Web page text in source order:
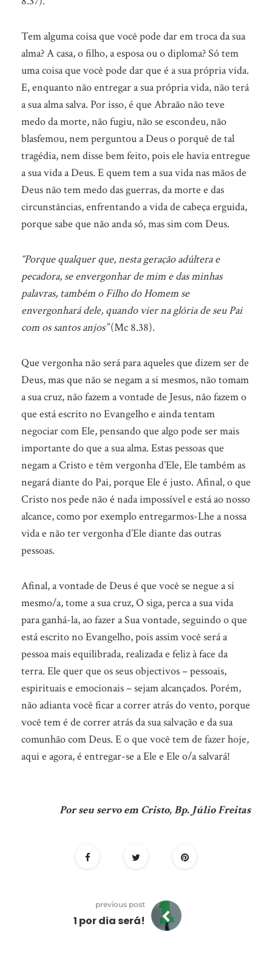
Tem alguma coisa que você pode dar em troca da sua
alma? A casa, o filho, a esposa ou o diploma? Só tem
uma coisa que você pode dar que é a sua própria vida.
E, enquanto não entregar a sua própria vida, não terá
a sua alma salva. Por isso, é que Abraão não teve
medo da morte, não fugiu, não se escondeu, não
blasfemou, nem perguntou a Deus o porquê de tal
tragédia, nem disse bem feito, pois ele havia entregue
a sua vida a Deus. E quem tem a sua vida nas mãos de
Deus não tem medo das guerras, da morte e das
circunstâncias, enfrentando a vida de cabeça erguida,
porque sabe que não anda só, mas sim com Deus.
“Porque qualquer que, nesta geração adúltera e
pecadora, se envergonhar de mim e das minhas
palavras, também o Filho do Homem se
envergonhará dele, quando vier na glória de seu Pai
com os santos anjos”(Mc 8.38).
Que vergonha não será para aqueles que dizem ser de
Deus, mas que não se negam a si mesmos, não tomam
a sua cruz, não fazem a vontade de Jesus, não fazem o
que está escrito no Evangelho e ainda tentam
negociar com Ele, pensando que algo pode ser mais
importante do que a sua alma. Estas pessoas que
negam a Cristo e têm vergonha d’Ele, Ele também as
negará diante do Pai, porque Ele é justo. Afinal, o que
Cristo nos pede não é nada impossível e está ao nosso
alcance, como por exemplo entregarmos-Lhe a nossa
vida e não ter vergonha d’Ele diante das outras
pessoas.
Afinal, a vontade de Deus é que você se negue a si
mesmo/a, tome a sua cruz, O siga, perca a sua vida
para ganhá-la, ao fazer a Sua vontade, seguindo o que
está escrito no Evangelho, pois assim você será a
pessoa mais equilibrada, realizada e feliz à face da
terra. Ele quer que os seus objectivos – pessoais,
espirituais e emocionais – sejam alcançados. Porém,
não adianta você ficar a correr atrás do vento, porque
você tem é de correr atrás da sua salvação e da sua
comunhão com Deus. E o que você tem de fazer hoje,
aqui e agora, é entregar-se a Ele e Ele o/a salvará!
Por seu servo em Cristo, Bp. Júlio Freitas
previous post
1 por dia será!